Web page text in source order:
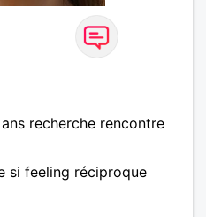
recherche rencontre
si feeling réciproque